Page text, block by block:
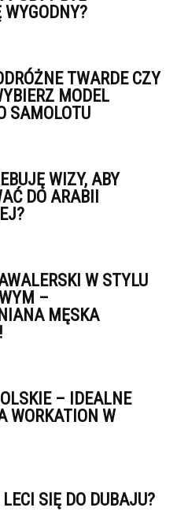
WYGODNY?
TWARDE CZY
MODEL
SAMOLOTU
WIZY, ABY
DO ARABII
W STYLU
–
MĘSKA
– IDEALNE
WORKATION W
SIĘ DO DUBAJU?